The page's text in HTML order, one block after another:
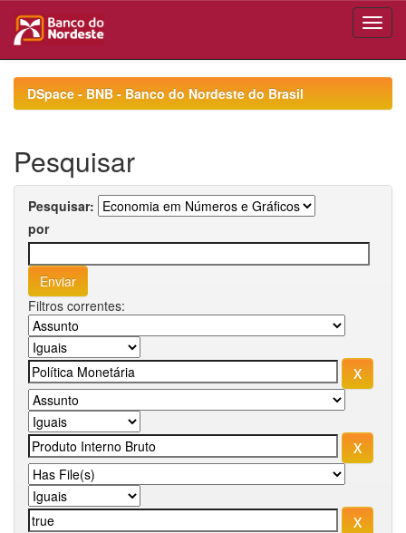
navigationDSpace - BNB - Banco do Nordeste do Brasil
Pesquisar
Pesquisar:
por
Filtros correntes: